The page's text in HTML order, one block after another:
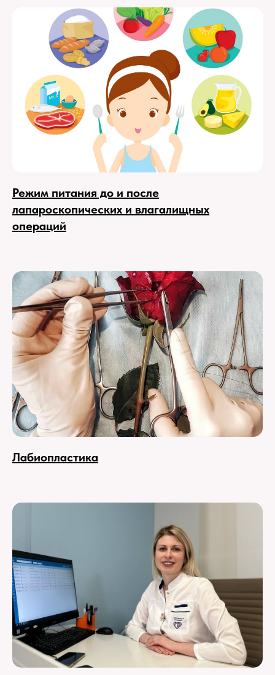
Режим питания до и после
лапароскопических и влагалищных
операций
Лабиопластика